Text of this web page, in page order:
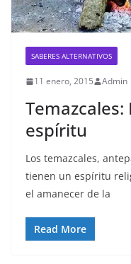
SABERES ALTERNATIVOS
11 enero, 2015 Admin
Temazcales:
espíritu
Los temazcales,
tienen un espíritu
el amanecer de la
Read More